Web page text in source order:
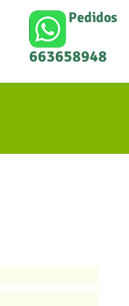
Pedidos
663658948